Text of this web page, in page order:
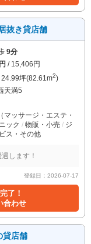
抜き貸店舗
9分
/ 15,406円
24.99坪(82.61m2)
天満5
マッサージ・エステ・
ック 物販・小売
ジ
ス・その他
します！
登録日：2026-07-17
了！
合わせ
貸店舗